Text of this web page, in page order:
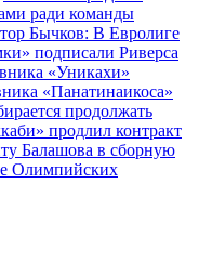
ради команды
Бычков: В Евролиге
подписали Риверса
«Уникахи»
«Панатинаикоса»
продолжать
продлил контракт
Балашова в сборную
Олимпийских